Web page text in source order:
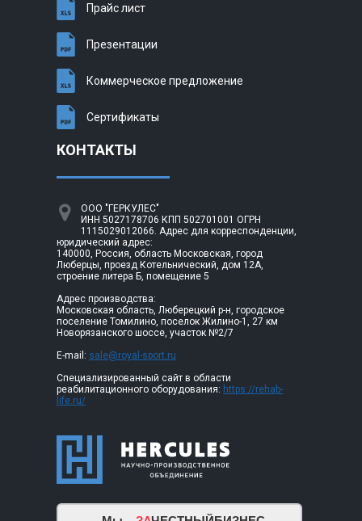
Прайс лист
Презентации
Коммерческое предложение
Сертификаты
КОНТАКТЫ
ООО "ГЕРКУЛЕС"
ИНН 5027178706 КПП 502701001 ОГРН
1115029012066. Адрес для корреспонденции,
юридический адрес:
140000, Россия, область Московская, город
Люберцы, проезд Котельнический, дом 12А,
строение литера Б, помещение 5
Адрес производства:
Московская область, Люберецкий р-н, городское
поселение Томилино, поселок Жилино-1, 27 км
Новорязанского шоссе, участок №2/7
E-mail: sale@royal-sport.ru
Специализированный сайт в области
реабилитационного оборудования: https://rehab-
life.ru/